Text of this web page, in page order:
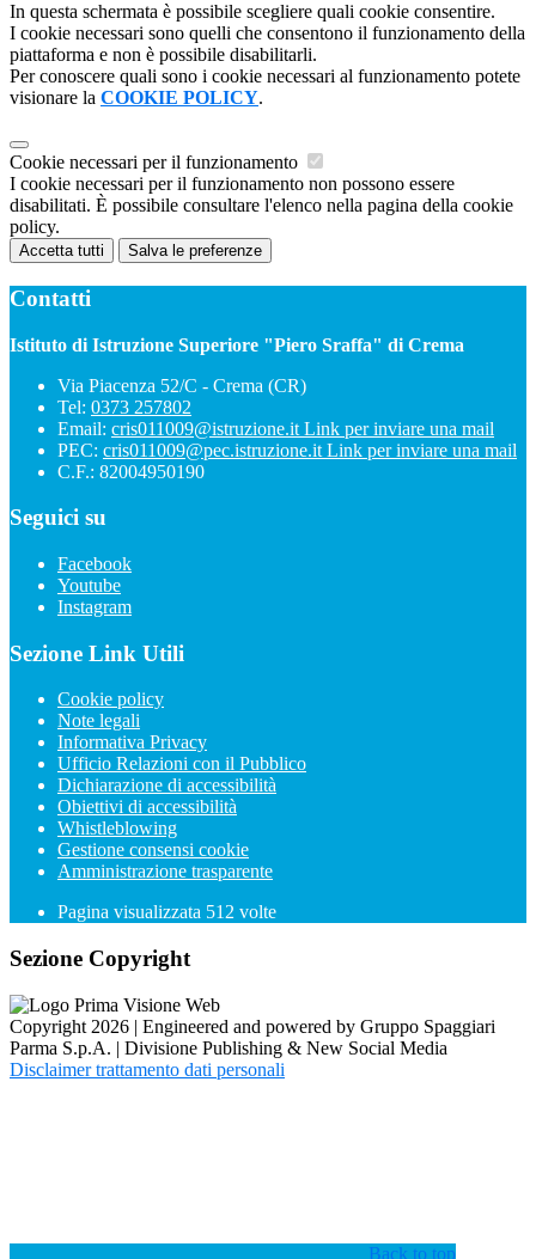
In questa schermata è possibile scegliere quali cookie consentire.
I cookie necessari sono quelli che consentono il funzionamento della
piattaforma e non è possibile disabilitarli.
Per conoscere quali sono i cookie necessari al funzionamento potete
visionare la COOKIE POLICY.
Cookie necessari per il funzionamento
I cookie necessari per il funzionamento non possono essere
disabilitati. È possibile consultare l'elenco nella pagina della cookie
policy.
Accetta tutti Salva le preferenze
Contatti
Istituto di Istruzione Superiore "Piero Sraffa" di Crema
Via Piacenza 52/C - Crema (CR)
Tel: 0373 257802
Email: cris011009@istruzione.it Link per inviare una mail
PEC: cris011009@pec.istruzione.it Link per inviare una mail
C.F.: 82004950190
Seguici su
Facebook
Youtube
Instagram
Sezione Link Utili
Cookie policy
Note legali
Informativa Privacy
Ufficio Relazioni con il Pubblico
Dichiarazione di accessibilità
Obiettivi di accessibilità
Whistleblowing
Gestione consensi cookie
Amministrazione trasparente
Pagina visualizzata 512 volte
Sezione Copyright
Copyright 2026 | Engineered and powered by Gruppo Spaggiari
Parma S.p.A. | Divisione Publishing & New Social Media
Disclaimer trattamento dati personali
Back to top